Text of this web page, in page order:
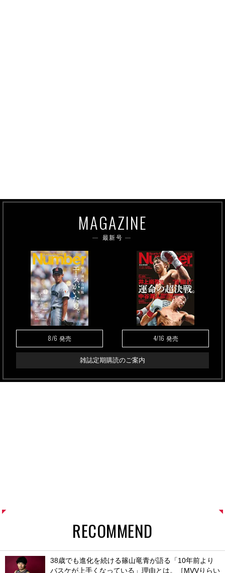
MAGAZINE
最新号
8/6 発売 4/16 発売
雑誌定期購読のご案内
RECOMMEND
38歳でも進化を続ける篠山竜青が語る「10年前より
バスケが上手くなっている」理由とは。［MVVりらい